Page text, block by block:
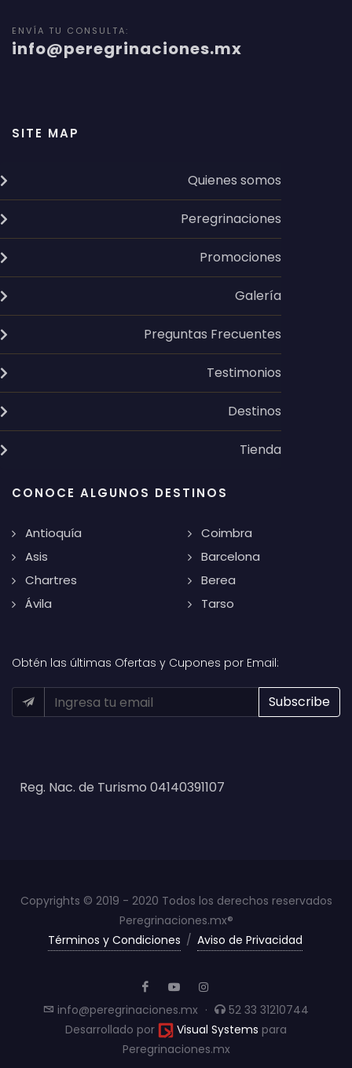
ENVÍA TU CONSULTA:
info@peregrinaciones.mx
SITE MAP
Quienes somos
Peregrinaciones
Promociones
Galería
Preguntas Frecuentes
Testimonios
Destinos
Tienda
CONOCE ALGUNOS DESTINOS
Antioquía
Asis
Chartres
Ávila
Coimbra
Barcelona
Berea
Tarso
Obtén las últimas Ofertas y Cupones por Email:
Reg. Nac. de Turismo 04140391107
Copyrights © 2019 - 2020 Todos los derechos reservados
Peregrinaciones.mx®
Términos y Condiciones / Aviso de Privacidad
info@peregrinaciones.mx ·
52 33 31210744
Desarrollado por
Visual Systems para
Peregrinaciones.mx